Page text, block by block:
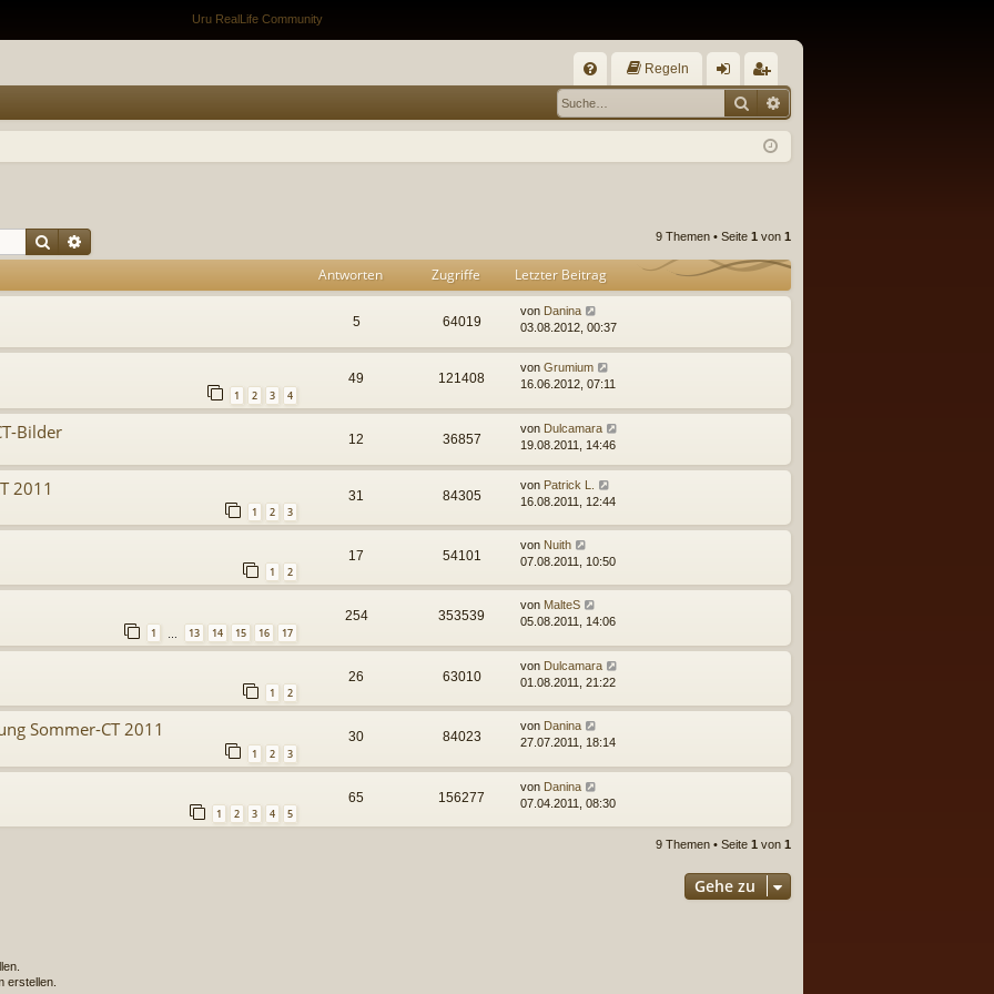
FA
Q
Regeln
m
n
eg
ist
n
Suche
Suche 9 Themen • Seite 1 von 1
Antworten Zugriffe Letzter Beitrag
5 64019
von Danina
03.08.2012, 00:37
1 2 3 4
49 121408
von Grumium
16.06.2012, 07:11
Bilder 12 36857
von Dulcamara
19.08.2011, 14:46
2011
1 2 3
31 84305
von Patrick L.
16.08.2011, 12:44
1 2
17 54101
von Nuith
07.08.2011, 10:50
1 13 14 15 16 17
254 353539
von MalteS
05.08.2011, 14:06
1 2
26 63010
von Dulcamara
01.08.2011, 21:22
Sommer-CT 2011
1 2 3
30 84023
von Danina
27.07.2011, 18:14
1 2 3 4 5
65 156277
von Danina
07.04.2011, 08:30
9 Themen • Seite 1 von 1
Gehe zu
erstellen.